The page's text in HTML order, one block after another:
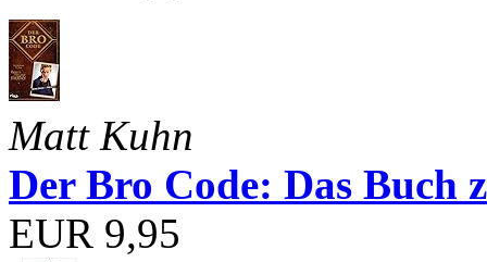
Matt Kuhn
Der Bro Code: Das Buch
EUR 9,95